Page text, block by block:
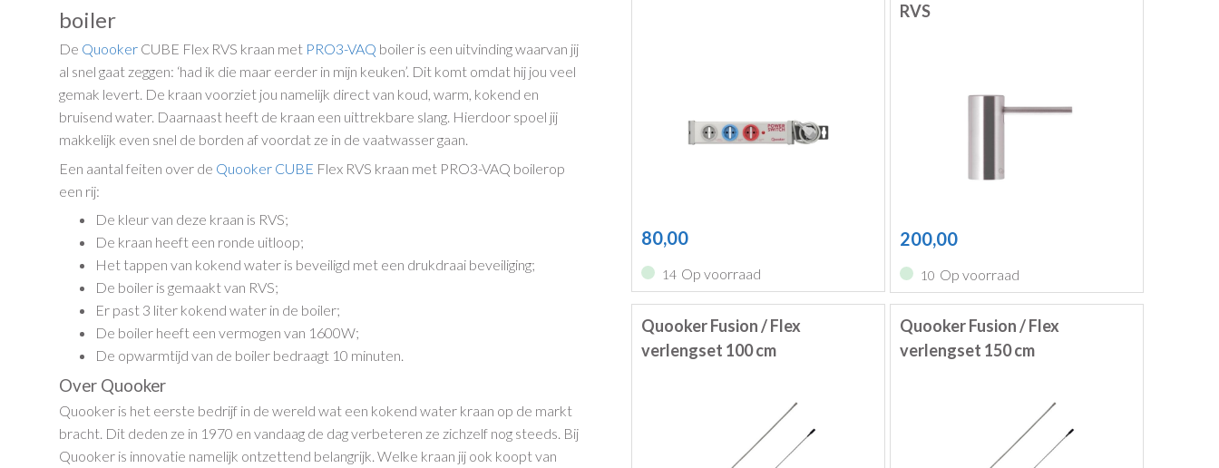
boiler
De Quooker CUBE Flex RVS kraan met PRO3-VAQ boiler is een uitvinding waarvan jij
al snel gaat zeggen: ‘had ik die maar eerder in mijn keuken’. Dit komt omdat hij jou veel
gemak levert. De kraan voorziet jou namelijk direct van koud, warm, kokend en
bruisend water. Daarnaast heeft de kraan een uittrekbare slang. Hierdoor spoel jij
makkelijk even snel de borden af voordat ze in de vaatwasser gaan.
Een aantal feiten over de Quooker CUBE Flex RVS kraan met PRO3-VAQ boilerop
een rij:
De kleur van deze kraan is RVS;
De kraan heeft een ronde uitloop;
Het tappen van kokend water is beveiligd met een drukdraai beveiliging;
De boiler is gemaakt van RVS;
Er past 3 liter kokend water in de boiler;
De boiler heeft een vermogen van 1600W;
De opwarmtijd van de boiler bedraagt 10 minuten.
Over Quooker
Quooker is het eerste bedrijf in de wereld wat een kokend water kraan op de markt
bracht. Dit deden ze in 1970 en vandaag de dag verbeteren ze zichzelf nog steeds. Bij
Quooker is innovatie namelijk ontzettend belangrijk. Welke kraan jij ook koopt van
80,00
14 Op voorraad
RVS
200,00
10 Op voorraad
Quooker Fusion / Flex
verlengset 100 cm
Quooker Fusion / Flex
verlengset 150 cm